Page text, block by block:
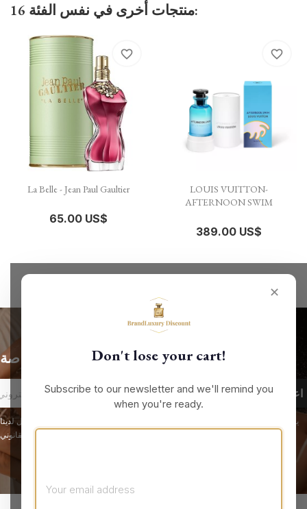
16 منتجات أخرى في نفس الفئة:
La Belle - Jean Paul Gaultier
65.00 US$
favorite_border
LOUIS VUITTON-
AFTERNOON SWIM
389.00 US$
favorite_border
✕
Don't lose your cart!
Subscribe to our newsletter and we'll remind you
when you're ready.
الحصول على أحدث الأخبار والعروض الخاصة
يمكنك إلغاء الاشتراك في أي لحظة. لهذا الغرض، يرجى الاطلاع على معلومات الاتصال لدينا